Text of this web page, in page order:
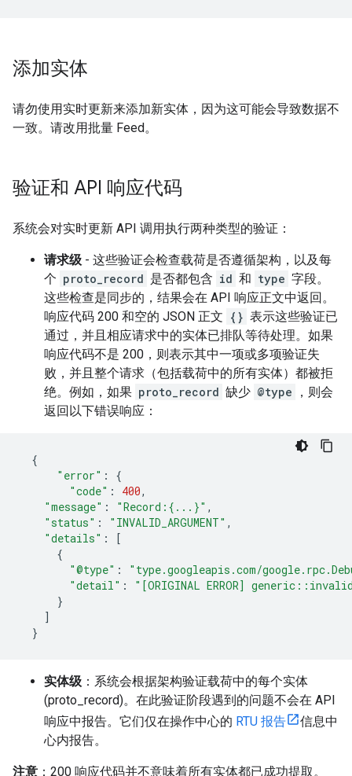
添加实体
请勿使用实时更新来添加新实体，因为这可能会导致数据不
一致。请改用批量 Feed。
验证和 API 响应代码
系统会对实时更新 API 调用执行两种类型的验证：
请求级 - 这些验证会检查载荷是否遵循架构，以及每
个 proto_record 是否都包含 id 和 type 字段。
这些检查是同步的，结果会在 API 响应正文中返回。
响应代码 200 和空的 JSON 正文 {} 表示这些验证已
通过，并且相应请求中的实体已排队等待处理。如果
响应代码不是 200，则表示其中一项或多项验证失
败，并且整个请求（包括载荷中的所有实体）都被拒
绝。例如，如果 proto_record 缺少 @type
，则会
返回以下错误响应：
{
"error" :
{
"code" : 400,
"message" : "Record:{...}" ,
"status" : "INVALID_ARGUMENT" ,
"details" :
[
{
"@type" :
"type.googleapis.com/
"detail" :
"[ORIGINAL ERROR]
}
]
}
实体级 ：系统会根据架构验证载荷中的每个实体
(proto_record)。在此验证阶段遇到的问题不会在 API
响应中报告。它们仅在操作中心的 RTU 报告
信息中
心内报告。
注意 ：200 响应代码并不意味着所有实体都已成功提取。